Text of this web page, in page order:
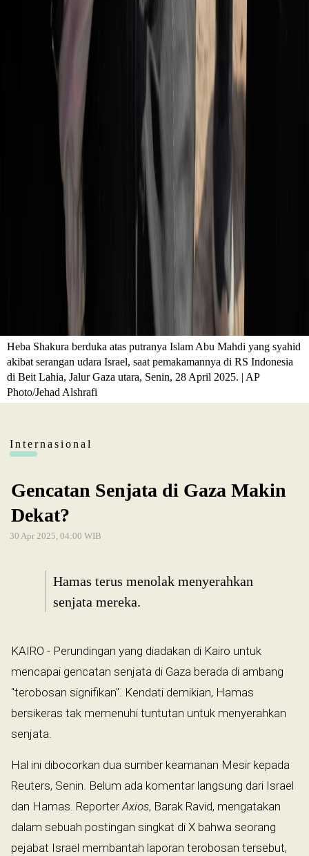
Heba Shakura berduka atas putranya Islam Abu Mahdi yang syahid
akibat serangan udara Israel, saat pemakamannya di RS Indonesia
di Beit Lahia, Jalur Gaza utara, Senin, 28 April 2025. | AP
Photo/Jehad Alshrafi
Internasional
Gencatan Senjata di Gaza Makin
Dekat?
30 Apr 2025, 04:00 WIB
Hamas terus menolak menyerahkan
senjata mereka.
KAIRO - Perundingan yang diadakan di Kairo untuk
mencapai gencatan senjata di Gaza berada di ambang
"terobosan signifikan". Kendati demikian, Hamas
bersikeras tak memenuhi tuntutan untuk menyerahkan
senjata.
Hal ini dibocorkan dua sumber keamanan Mesir kepada
Reuters, Senin. Belum ada komentar langsung dari Israel
dan Hamas. ReporterAxios, Barak Ravid, mengatakan
dalam sebuah postingan singkat di X bahwa seorang
pejabat Israel membantah laporan terobosan tersebut,